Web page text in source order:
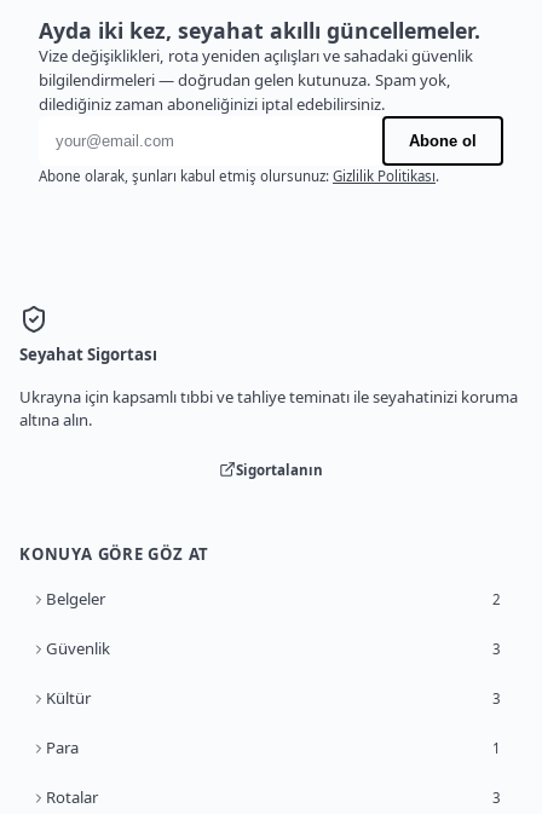
Ayda iki kez, seyahat akıllı güncellemeler.
Vize değişiklikleri, rota yeniden açılışları ve sahadaki güvenlik
bilgilendirmeleri — doğrudan gelen kutunuza. Spam yok,
dilediğiniz zaman aboneliğinizi iptal edebilirsiniz.
E-posta adresi
Abone ol
Abone olarak, şunları kabul etmiş olursunuz: Gizlilik Politikası.
Seyahat Sigortası
Ukrayna için kapsamlı tıbbi ve tahliye teminatı ile seyahatinizi koruma
altına alın.
Sigortalanın
KONUYA GÖRE GÖZ AT
Belgeler 2
Güvenlik 3
Kültür 3
Para 1
Rotalar 3